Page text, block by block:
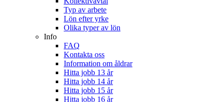
Typ av arbete
Lön efter yrke
Olika typer av lön
Info
FAQ
Kontakta oss
Information om åldrar
Hitta jobb 13 år
Hitta jobb 14 år
Hitta jobb 15 år
Hitta jobb 16 år